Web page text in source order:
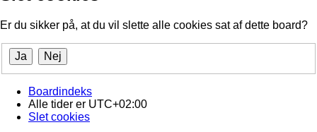
Er du sikker på, at du vil slette alle cookies sat af dette board?
Boardindeks
Alle tider er UTC+02:00
Slet cookies